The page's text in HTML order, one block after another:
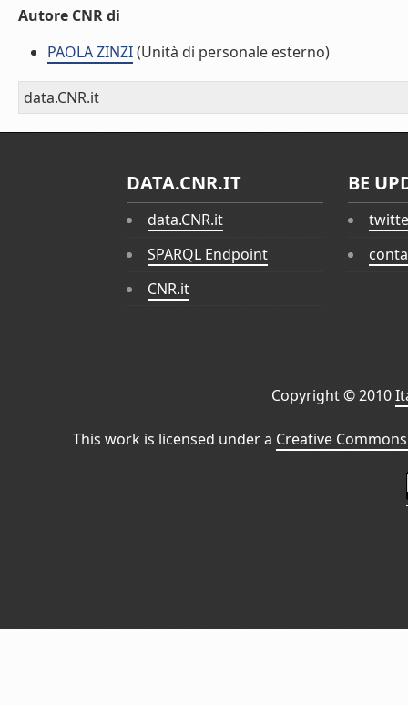
Autore CNR di
PAOLA ZINZI(Unità di personale esterno)
data.CNR.it
DATA.CNR.IT
data.CNR.it
SPARQL Endpoint
CNR.it
BE
Copyright © 2010
This work is licensed under a Creative